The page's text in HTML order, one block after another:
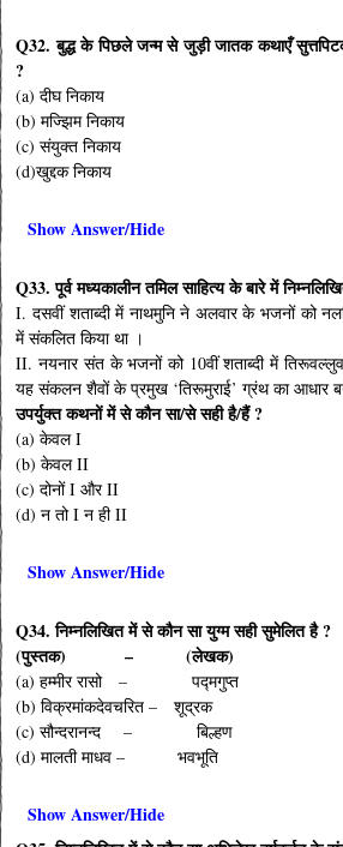
Q32. बुद्ध के पिछले जन्म से जुड़ी जातक कथाएँ
?
(a) दीघ निकाय
(b) मज्झिम निकाय
(c) संयुक्त निकाय
(d)खुद्दक निकाय
Show Answer/Hide
Q33. पूर्व मध्यकालीन तमिल साहित्य के बारे में
I. दसवीं शताब्दी में नाथमुनि ने अलवार के भजनों को
में संकलित किया था ।
II. नयनार संत के भजनों को 10वीं शताब्दी में
यह संकलन शैवों के प्रमुख ‘तिरूमुराई’ ग्रंथ का आधार
उपर्युक्त कथनों में से कौन सा/से सही है/हैं ?
(a) केवल I
(b) केवल II
(c) दोनों I और II
(d) न तो I न ही II
Show Answer/Hide
Q34. निम्नलिखित में से कौन सा युग्म सही सुमेलित है ?
(पुस्तक) – (लेखक)
(a) हम्मीर रासो – पद्मगुप्त
(b) विक्रमांकदेवचरित – शूद्रक
(c) सौन्दरानन्द – बिल्हण
(d) मालती माधव – भवभूति
Show Answer/Hide